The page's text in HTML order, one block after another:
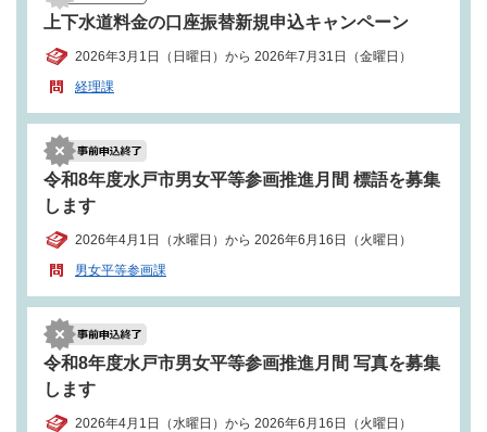
上下水道料金の口座振替新規申込キャンペーン
2026年3月1日（日曜日）から 2026年7月31日（金曜日）
経理課
令和8年度水戸市男女平等参画推進月間 標語を募集
します
2026年4月1日（水曜日）から 2026年6月16日（火曜日）
男女平等参画課
令和8年度水戸市男女平等参画推進月間 写真を募集
します
2026年4月1日（水曜日）から 2026年6月16日（火曜日）